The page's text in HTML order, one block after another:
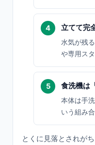
立てて完
水気が残
や専用ス
食洗機は
本体は手
いう組み
とくに見落とされが